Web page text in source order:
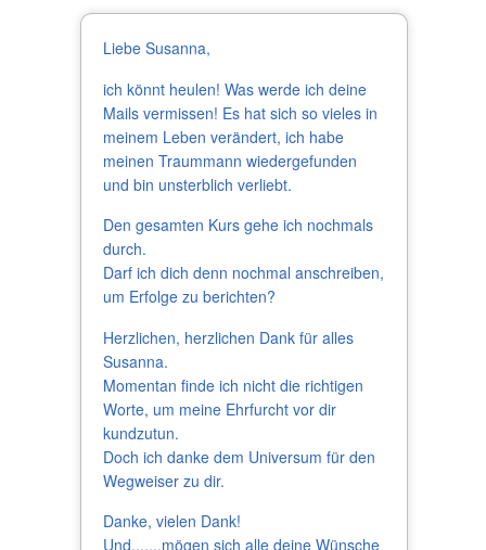
Liebe Susanna,
ich könnt heulen! Was werde ich deine
Mails vermissen! Es hat sich so vieles in
meinem Leben verändert, ich habe
meinen Traummann wiedergefunden
und bin unsterblich verliebt.
Den gesamten Kurs gehe ich nochmals
durch.
Darf ich dich denn nochmal anschreiben,
um Erfolge zu berichten?
Herzlichen, herzlichen Dank für alles
Susanna.
Momentan finde ich nicht die richtigen
Worte, um meine Ehrfurcht vor dir
kundzutun.
Doch ich danke dem Universum für den
Wegweiser zu dir.
Danke, vielen Dank!
Und.......mögen sich alle deine Wünsche